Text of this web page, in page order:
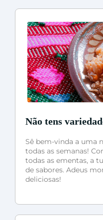
Não tens
Sê bem-vinda a uma
todas as semanas!
todas as ementas, a
de sabores. Adeus
deliciosas!